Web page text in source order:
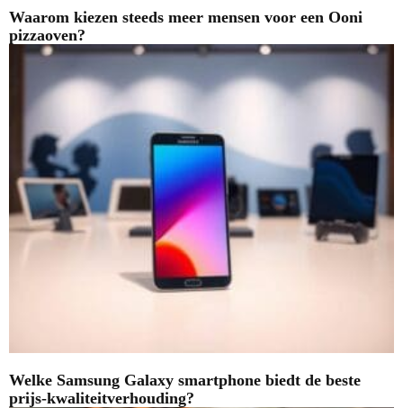
Waarom kiezen steeds meer mensen voor een Ooni
pizzaoven?
Welke Samsung Galaxy smartphone biedt de beste
prijs-kwaliteitverhouding?